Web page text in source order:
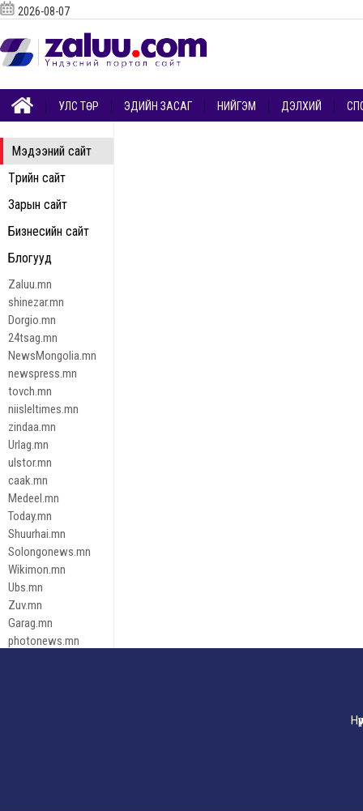
Мэдээний сайт
Төрийн сайт
Зарын сайт
Бизнесийн сайт
Блогууд
Zaluu.mn
shinezar.mn
Dorgio.mn
24tsag.mn
NewsMongolia.mn
newspress.mn
tovch.mn
niisleltimes.mn
zindaa.mn
Urlag.mn
ulstor.mn
caak.mn
Medeel.mn
Today.mn
Shuurhai.mn
Solongonews.mn
Wikimon.mn
Ubs.mn
Zuv.mn
Garag.mn
photonews.mn
2026-08-07
УЛС ТӨР ЭДИЙН ЗАСАГ НИЙГЭМ ДЭЛХИЙ